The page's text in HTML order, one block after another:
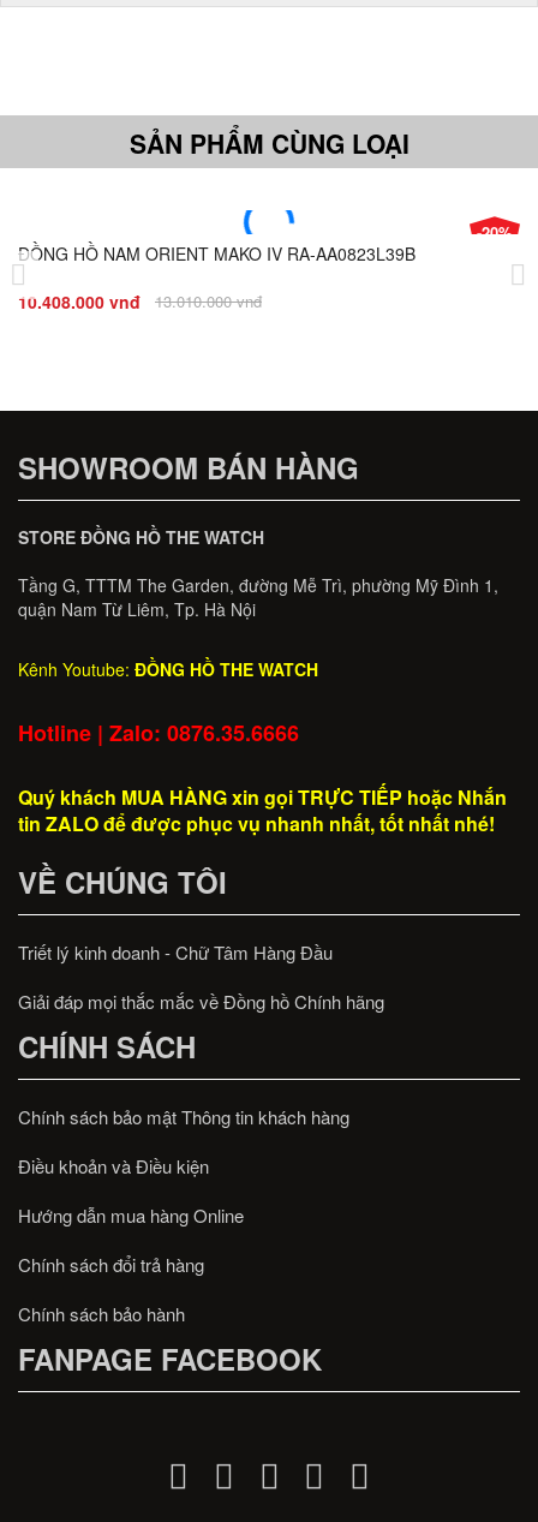
SẢN PHẨM CÙNG LOẠI
-20%
ĐỒNG HỒ NAM ORIENT MAKO IV RA-AA0823L39B
10.408.000 vnđ
13.010.000 vnđ
SHOWROOM BÁN HÀNG
STORE ĐỒNG HỒ THE WATCH
Tầng G, TTTM The Garden, đường Mễ Trì, phường Mỹ Đình 1,
quận Nam Từ Liêm, Tp. Hà Nội
Kênh Youtube: ĐỒNG HỒ THE WATCH
Hotline | Zalo: 0876.35.6666
Quý khách MUA HÀNG xin gọi TRỰC TIẾP hoặc Nhắn
tin ZALO để được phục vụ nhanh nhất, tốt nhất nhé!
VỀ CHÚNG TÔI
Triết lý kinh doanh - Chữ Tâm Hàng Đầu
Giải đáp mọi thắc mắc về Đồng hồ Chính hãng
CHÍNH SÁCH
Chính sách bảo mật Thông tin khách hàng
Điều khoản và Điều kiện
Hướng dẫn mua hàng Online
Chính sách đổi trả hàng
Chính sách bảo hành
FANPAGE FACEBOOK